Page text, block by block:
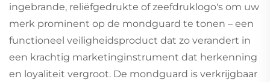
ingebrande, reliëfgedrukte of zeefdruklogo's om uw
merk prominent op de mondguard te tonen – een
functioneel veiligheidsproduct dat zo verandert in
een krachtig marketinginstrument dat herkenning
en loyaliteit vergroot. De mondguard is verkrijgbaar